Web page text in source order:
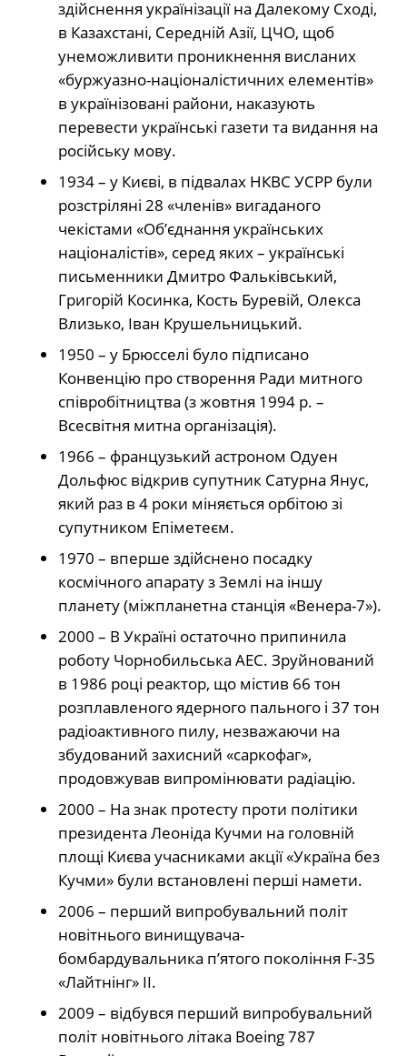
здійснення українізації на Далекому Сході,
в Казахстані, Середній Азії, ЦЧО, щоб
унеможливити проникнення висланих
«буржуазно-націоналістичних елементів»
в українізовані райони, наказують
перевести українські газети та видання на
російську мову.
1934 – у Києві, в підвалах НКВС УСРР були
розстріляні 28 «членів» вигаданого
чекістами «Об’єднання українських
націоналістів», серед яких – українські
письменники Дмитро Фальківський,
Григорій Косинка, Кость Буревій, Олекса
Влизько, Іван Крушельницький.
1950 – у Брюсселі було підписано
Конвенцію про створення Ради митного
співробітництва (з жовтня 1994 р. –
Всесвітня митна організація).
1966 – французький астроном Одуен
Дольфюс відкрив супутник Сатурна Янус,
який раз в 4 роки міняється орбітою зі
супутником Епіметеєм.
1970 – вперше здійснено посадку
космічного апарату з Землі на іншу
планету (міжпланетна станція «Венера-7»).
2000 – В Україні остаточно припинила
роботу Чорнобильська АЕС. Зруйнований
в 1986 році реактор, що містив 66 тон
розплавленого ядерного пального і 37 тон
радіоактивного пилу, незважаючи на
збудований захисний «саркофаг»,
продовжував випромінювати радіацію.
2000 – На знак протесту проти політики
президента Леоніда Кучми на головній
площі Києва учасниками акції «Україна без
Кучми» були встановлені перші намети.
2006 – перший випробувальний політ
новітнього винищувача-
бомбардувальника п’ятого покоління F-35
«Лайтнінг» II.
2009 – відбувся перший випробувальний
політ новітнього літака Boeing 787